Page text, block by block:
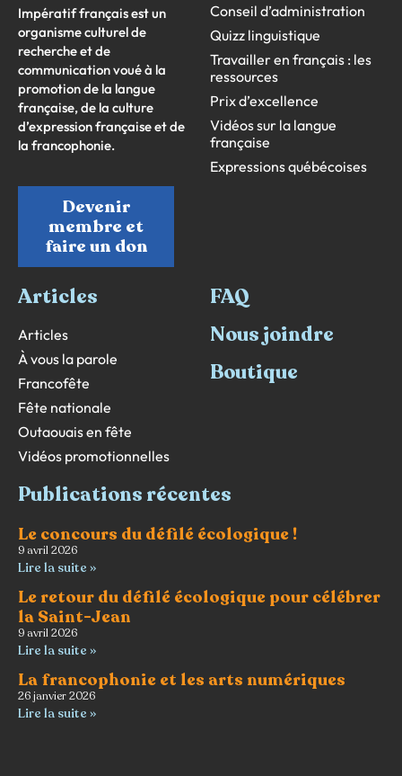
Impératif français est un
organisme culturel de
recherche et de
communication voué à la
promotion de la langue
française, de la culture
d’expression française et de
la francophonie.
Devenir
membre et
faire un don
Conseil d’administration
Quizz linguistique
Travailler en français : les
ressources
Prix d’excellence
Vidéos sur la langue
française
Expressions québécoises
Articles
Articles
À vous la parole
Francofête
Fête nationale
Outaouais en fête
Vidéos promotionnelles
FAQ
Nous joindre
Boutique
Publications récentes
Le concours du défilé écologique !
9 avril 2026
Lire la suite »
Le retour du défilé écologique pour célébrer
la Saint-Jean
9 avril 2026
Lire la suite »
La francophonie et les arts numériques
26 janvier 2026
Lire la suite »